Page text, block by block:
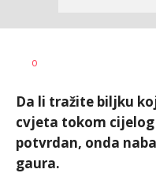
0
Da li tražite biljku
cvjeta tokom
potvrdan, onda
gaura.